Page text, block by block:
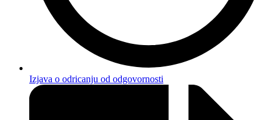
Izjava o odricanju od odgovornosti